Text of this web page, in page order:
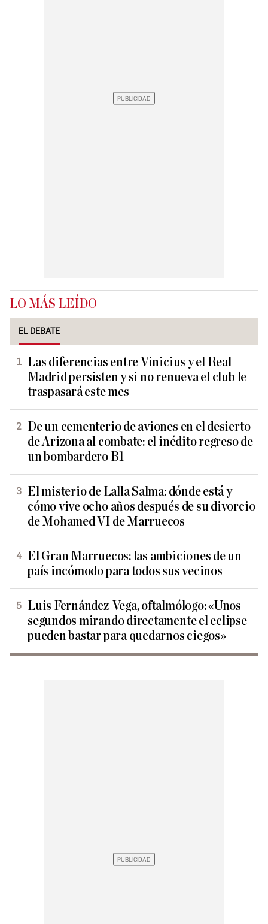
LO MÁS LEÍDO
EL DEBATE
Las diferencias entre Vinicius y el Real
Madrid persisten y si no renueva el club le
traspasará este mes
De un cementerio de aviones en el desierto
de Arizona al combate: el inédito regreso de
un bombardero B1
El misterio de Lalla Salma: dónde está y
cómo vive ocho años después de su divorcio
de Mohamed VI de Marruecos
El Gran Marruecos: las ambiciones de un
país incómodo para todos sus vecinos
Luis Fernández-Vega, oftalmólogo: «Unos
segundos mirando directamente el eclipse
pueden bastar para quedarnos ciegos»